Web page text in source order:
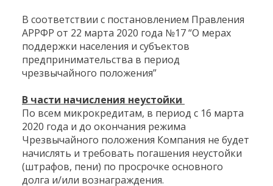
В соответствии с постановлением Правления
АРРФР от 22 марта 2020 года №17 “О мерах
поддержки населения и субъектов
предпринимательства в период
чрезвычайного положения”
В части начисления неустойки
По всем микрокредитам, в период с 16 марта
2020 года и до окончания режима
Чрезвычайного положения Компания не будет
начислять и требовать погашения неустойки
(штрафов, пени) по просрочке основного
долга и/или вознаграждения.